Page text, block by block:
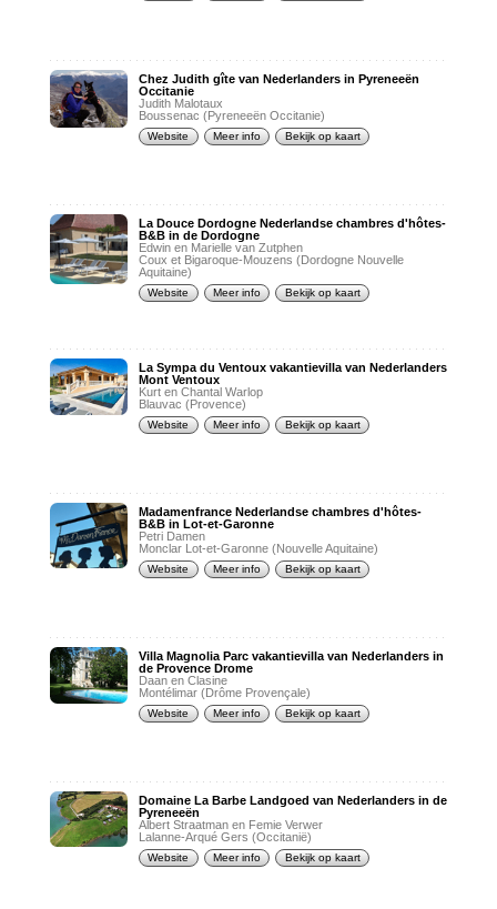
Chez Judith gîte van Nederlanders in Pyreneeën
Occitanie
Judith Malotaux
Boussenac (Pyreneeën Occitanie)
Website Meer info Bekijk op kaart
La Douce Dordogne Nederlandse chambres d'hôtes-
B&B in de Dordogne
Edwin en Marielle van Zutphen
Coux et Bigaroque-Mouzens (Dordogne Nouvelle
Aquitaine)
Website Meer info Bekijk op kaart
La Sympa du Ventoux vakantievilla van Nederlanders
Mont Ventoux
Kurt en Chantal Warlop
Blauvac (Provence)
Website Meer info Bekijk op kaart
Madamenfrance Nederlandse chambres d'hôtes-
B&B in Lot-et-Garonne
Petri Damen
Monclar Lot-et-Garonne (Nouvelle Aquitaine)
Website Meer info Bekijk op kaart
Villa Magnolia Parc vakantievilla van Nederlanders in
de Provence Drome
Daan en Clasine
Montélimar (Drôme Provençale)
Website Meer info Bekijk op kaart
Domaine La Barbe Landgoed van Nederlanders in de
Pyreneeën
Albert Straatman en Femie Verwer
Lalanne-Arqué Gers (Occitanië)
Website Meer info Bekijk op kaart